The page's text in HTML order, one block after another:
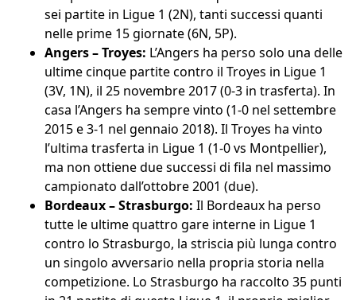
sei partite in Ligue 1 (2N), tanti successi quanti
nelle prime 15 giornate (6N, 5P).
Angers – Troyes: L’Angers ha perso solo una delle
ultime cinque partite contro il Troyes in Ligue 1
(3V, 1N), il 25 novembre 2017 (0-3 in trasferta). In
casa l’Angers ha sempre vinto (1-0 nel settembre
2015 e 3-1 nel gennaio 2018). Il Troyes ha vinto
l’ultima trasferta in Ligue 1 (1-0 vs Montpellier),
ma non ottiene due successi di fila nel massimo
campionato dall’ottobre 2001 (due).
Bordeaux – Strasburgo: Il Bordeaux ha perso
tutte le ultime quattro gare interne in Ligue 1
contro lo Strasburgo, la striscia più lunga contro
un singolo avversario nella propria storia nella
competizione. Lo Strasburgo ha raccolto 35 punti